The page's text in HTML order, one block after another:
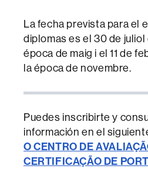
La fecha prevista para el
diplomas es el 30 de
época de maig i el 11 de
la época de novembre.
Puedes inscribirte y
información en el
O CENTRO DE
CERTIFICAÇÃO DE